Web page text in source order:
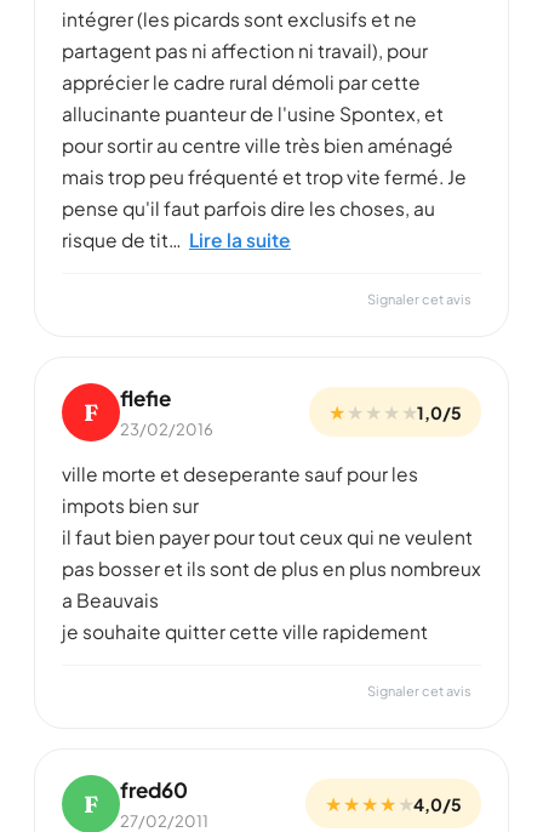
intégrer (les picards sont exclusifs et ne
partagent pas ni affection ni travail), pour
apprécier le cadre rural démoli par cette
allucinante puanteur de l'usine Spontex, et
pour sortir au centre ville très bien aménagé
mais trop peu fréquenté et trop vite fermé. Je
pense qu'il faut parfois dire les choses, au
risque de tit… Lire la suite
Signaler cet avis
F flefie
23/02/2016
★★ ★ ★ ★1,0/5
ville morte et deseperante sauf pour les
impots bien sur
il faut bien payer pour tout ceux qui ne veulent
pas bosser et ils sont de plus en plus nombreux
a Beauvais
je souhaite quitter cette ville rapidement
Signaler cet avis
F fred60
27/02/2011
★ ★ ★ ★★4,0/5